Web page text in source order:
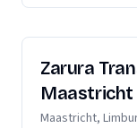
Zarura
Maastricht
Maastricht,